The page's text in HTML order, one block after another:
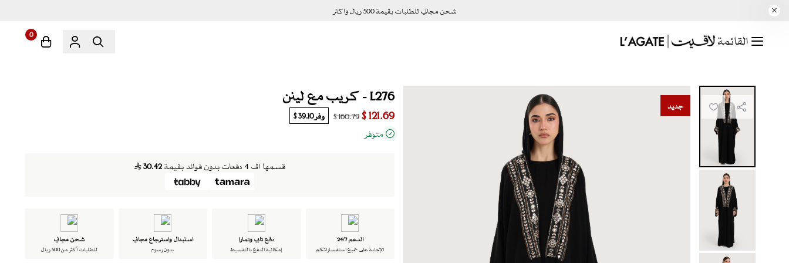
شحن مجاني للطلبات بقيمة 500 ريال واكثر
القائمة 0
جديد L276 - كريب مع لينن
121.69 $
160.79 $ وفر39.10 $
متوفر
قسمها الى 4 دفعات بدون فوائد بقيمة 30.42
الدعم 24/7
الإجابة على جميع استفساراتكم
دفع تابي وتمارا
إمكانية الدفع بالتقسيط
استبدال واسترجاع مجاني
بدون رسوم
شحن مجاني
للطلبات أكثر من 500 ريال